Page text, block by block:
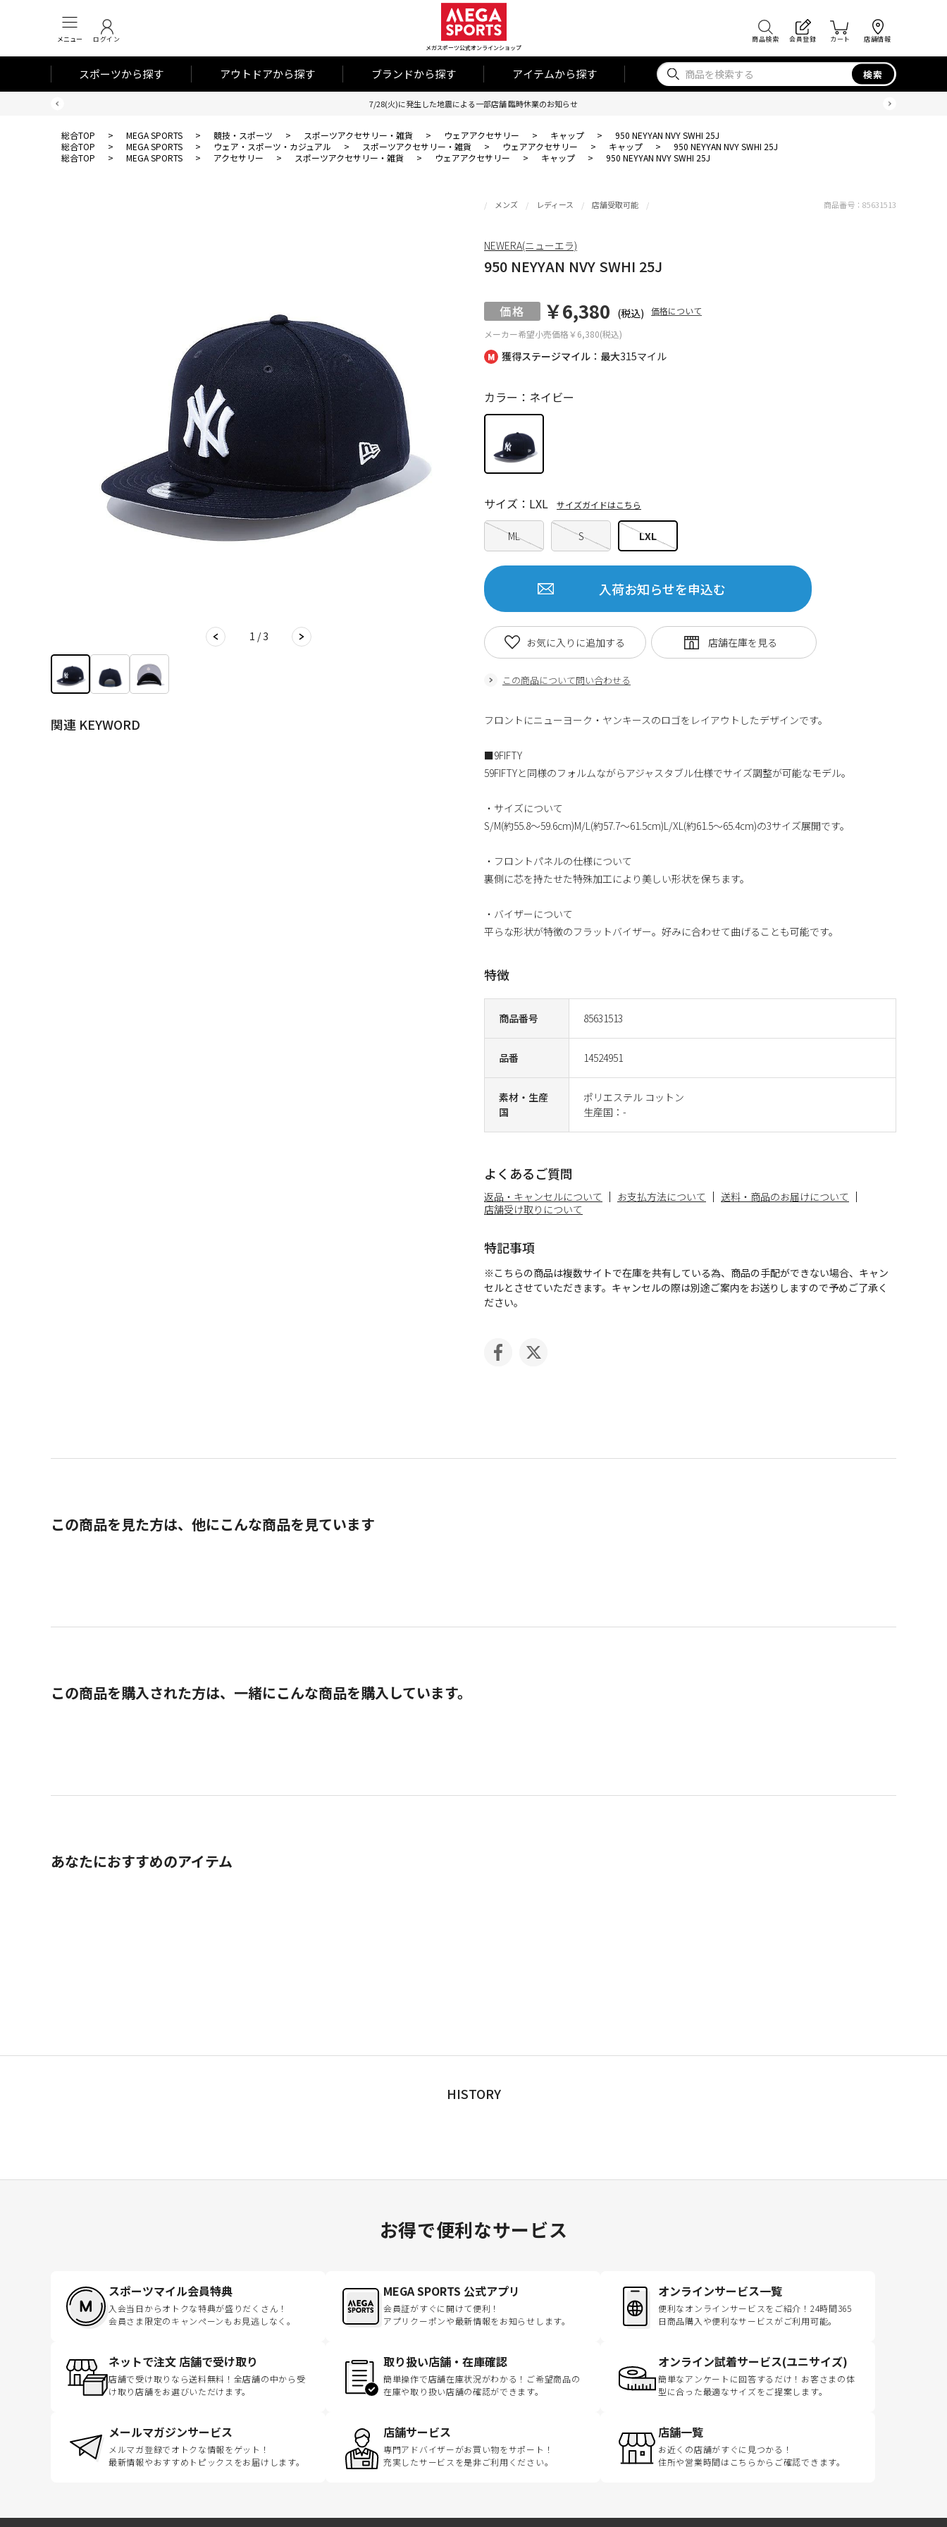
メニュー ログイン
メガスポーツ公式オンラインショップ
商品検索 会員登録 カート 店舗情報
スポーツから探す アウトドアから探す ブランドから探す アイテムから探す 検索
7/28(火)に発生した地震による一部店舗 臨時休業のお知らせ
総合TOP > MEGA SPORTS > 競技・スポーツ > スポーツアクセサリー・雑貨 > ウェアアクセサリー > キャップ >
950 NEYYAN NVY SWHI 25J
総合TOP
> MEGA SPORTS > ウェア・スポーツ・カジュアル > スポーツアクセサリー・雑貨 > ウェアアクセサリー > キャップ >
950 NEYYAN NVY SWHI 25J
総合TOP
> MEGA SPORTS > アクセサリー > スポーツアクセサリー・雑貨 > ウェアアクセサリー > キャップ > 950 NEYYAN NVY SWHI 25J
1 / 3
関連 KEYWORD
獲得ステージマイル：最大315マイル
メンズ レディース 店舗受取可能
950 NEYYAN NVY SWHI 25J
メーカー希望小売価格￥6,380(税込)
￥6,380 (税込) 価格について
商品番号 85631513
品番 14524951
素材・生産
国
ポリエステル コットン
生産国：-
カラー：ネイビー
ML S LXL
サイズ：LXL サイズガイドはこちら
入荷お知らせを申込む
この商品について問い合わせる
お気に入りに追加する
商品番号： 85631513
NEWERA(ニューエラ)
フロントにニューヨーク・ヤンキースのロゴをレイアウトしたデザインです。
■9FIFTY
59FIFTYと同様のフォルムながらアジャスタブル仕様でサイズ調整が可能なモデル。
・サイズについて
S/M(約55.8～59.6cm)M/L(約57.7～61.5cm)L/XL(約61.5～65.4cm)の3サイズ展開です。
・フロントパネルの仕様について
裏側に芯を持たせた特殊加工により美しい形状を保ちます。
・バイザーについて
平らな形状が特徴のフラットバイザー。好みに合わせて曲げることも可能です。
特徴
よくあるご質問
返品・キャンセルについて お支払方法について
送料・商品のお届けについて
店舗受け取りについて
特記事項
※こちらの商品は複数サイトで在庫を共有している為、商品の手配ができない場合、キャン
セルとさせていただきます。キャンセルの際は別途ご案内をお送りしますので予めご了承く
ださい。
この商品を見た方は、他にこんな商品を見ています
この商品を購入された方は、一緒にこんな商品を購入しています。
あなたにおすすめのアイテム
HISTORY
お得で便利なサービス
スポーツマイル会員特典
入会当日からオトクな特典が盛りだくさん！
会員さま限定のキャンペーンもお見逃しなく。
MEGA SPORTS 公式アプリ
会員証がすぐに開けて便利！
アプリクーポンや最新情報をお知らせします。
オンラインサービス一覧
便利なオンラインサービスをご紹介！24時間365
日商品購入や便利なサービスがご利用可能。
ネットで注文 店舗で受け取り
店舗で受け取りなら送料無料！全店舗の中から受
け取り店舗をお選びいただけます。
取り扱い店舗・在庫確認
簡単操作で店舗在庫状況がわかる！ご希望商品の
在庫や取り扱い店舗の確認ができます。
オンライン試着サービス(ユニサイズ)
簡単なアンケートに回答するだけ！お客さまの体
型に合った最適なサイズをご提案します。
メールマガジンサービス
メルマガ登録でオトクな情報をゲット！
最新情報やおすすめトピックスをお届けします。
店舗サービス
専門アドバイザーがお買い物をサポート！
充実したサービスを是非ご利用ください。
店舗一覧
お近くの店舗がすぐに見つかる！
住所や営業時間はこちらからご確認できます。